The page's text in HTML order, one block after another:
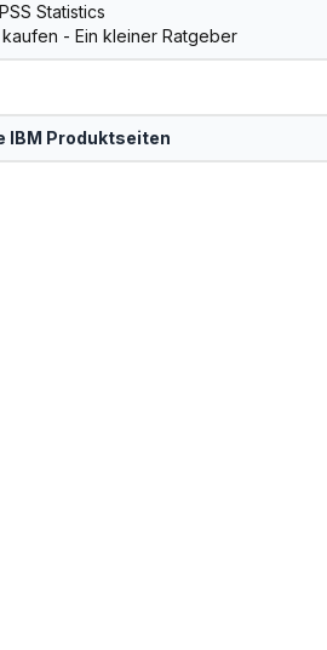
Statistics
kaufen - Ein kleiner Ratgeber
IBM Produktseiten